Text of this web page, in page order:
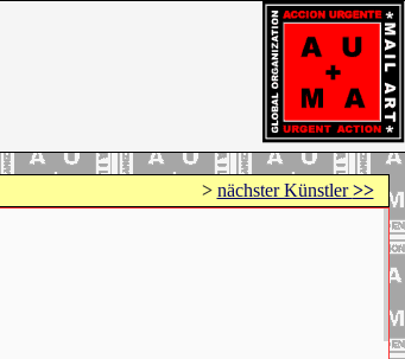
> nächster Künstler>>